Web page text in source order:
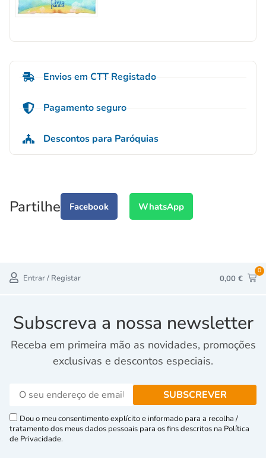
Envios em CTT Registado
Pagamento seguro
Descontos para Paróquias
Partilhe Facebook WhatsApp
Entrar / Registar 0,00 €
0
Subscreva a nossa newsletter
Receba em primeira mão as novidades, promoções
exclusivas e descontos especiais.
Dou o meu consentimento explícito e informado para a recolha /
tratamento dos meus dados pessoais para os fins descritos na Política
de Privacidade.